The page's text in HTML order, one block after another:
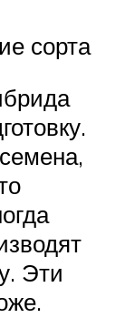
сорта
Эти